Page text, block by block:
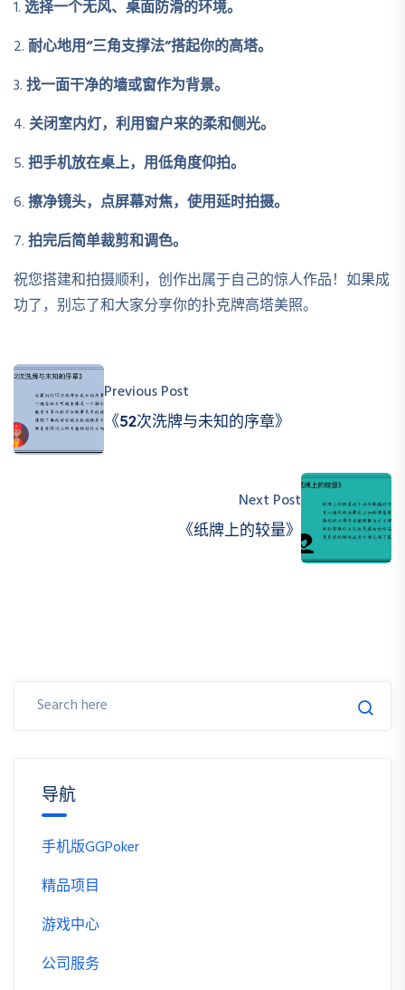
1.选择一个无风、桌面防滑的环境。
2.耐心地用“三角支撑法”搭起你的高塔。
3.找一面干净的墙或窗作为背景。
4.关闭室内灯，利用窗户来的柔和侧光。
5.把手机放在桌上，用低角度仰拍。
6.擦净镜头，点屏幕对焦，使用延时拍摄。
7.拍完后简单裁剪和调色。
祝您搭建和拍摄顺利，创作出属于自己的惊人作品！如果成
功了，别忘了和大家分享你的扑克牌高塔美照。
Previous Post
《52次洗牌与未知的序章》
Next Post
《纸牌上的较量》
导航
手机版GGPoker
精品项目
游戏中心
公司服务